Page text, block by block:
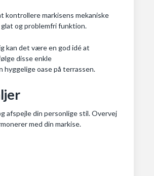
kontrollere markisens mekaniske
og problemfri funktion.
kan det være en god idé at
disse enkle
hyggelige oase på terrassen.
afspejle din personlige stil. Overvej
med din markise.